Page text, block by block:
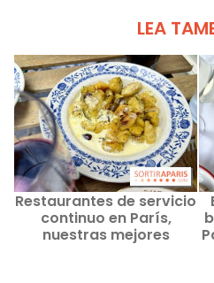
LEA
Restaurantes de servicio
continuo en París,
nuestras mejores